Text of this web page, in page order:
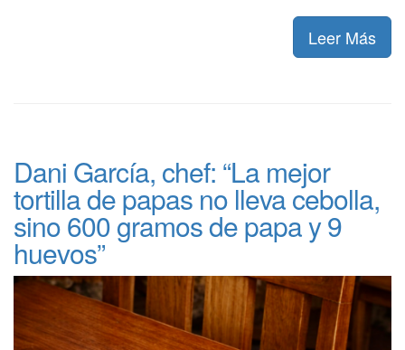
Leer Más
Dani García, chef: “La mejor
tortilla de papas no lleva cebolla,
sino 600 gramos de papa y 9
huevos”